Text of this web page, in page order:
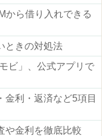
から借り入れできる
ときの対処法
ビ」、公式アプリで
金利・返済など5項目
や金利を徹底比較